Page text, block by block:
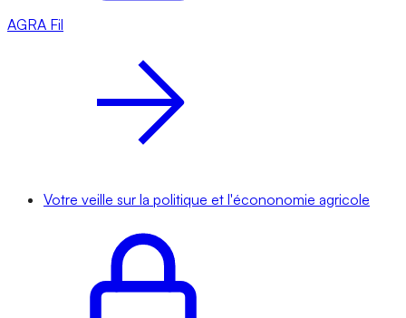
AGRA Fil
Votre veille sur la politique et l'écononomie agricole